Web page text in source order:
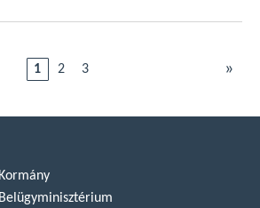
1 2 3 »
Kormány
Belügyminisztérium